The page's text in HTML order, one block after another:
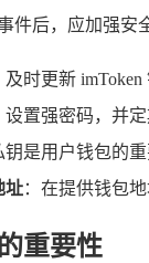
件后，应加强安
及时更新
设置强密码，并
钥是用户钱包的
址：在提供钱包
重要性